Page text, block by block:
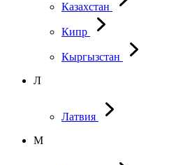
Казахстан
Кипр
Кыргызстан
Л
Латвия
М